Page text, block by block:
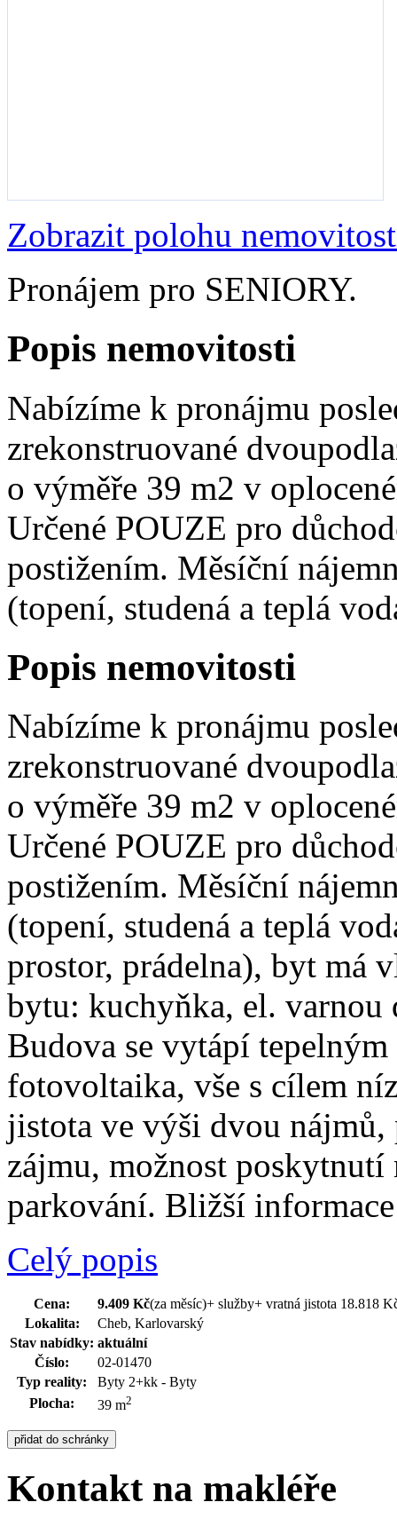
Zobrazit polohu
Pronájem pro SENIORY.
Popis nemovitosti
Nabízíme k pronájmu
zrekonstruované
o výměře 39 m2 v
Určené POUZE pro
postižením. Měsíční
(topení, studená a teplá
Popis nemovitosti
Nabízíme k pronájmu
zrekonstruované
o výměře 39 m2 v
Určené POUZE pro
postižením. Měsíční
(topení, studená a teplá
prostor, prádelna), byt má
bytu: kuchyňka, el. varnou
Budova se vytápí
fotovoltaika, vše s cílem
jistota ve výši dvou
zájmu, možnost poskytnutí
parkování. Bližší
Celý popis
Cena: 9.409 Kč(za měsíc)+ služby+ vratná jistota 18.818
Lokalita:
Cheb, Karlovarský
Stav nabídky: aktuální
Číslo:
02-01470
Typ reality:
Byty 2+kk - Byty
Plocha:
39 m2
Kontakt na makléře